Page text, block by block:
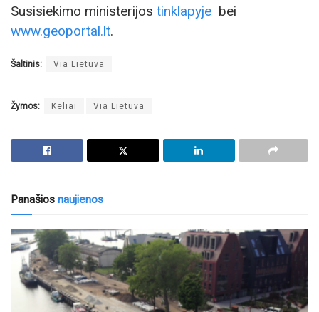
Susisiekimo ministerijos tinklapyje bei
www.geoportal.lt.
Šaltinis: Via Lietuva
Žymos: Keliai Via Lietuva
Panašios naujienos